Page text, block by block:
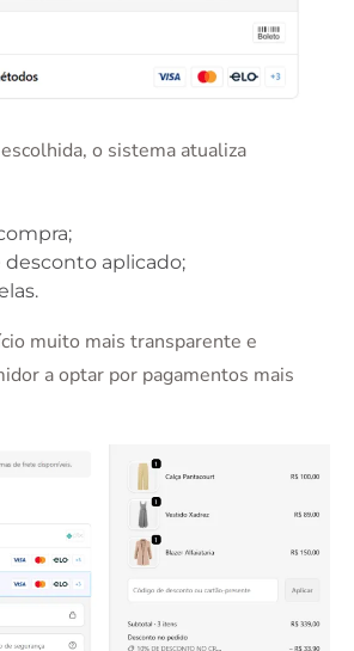
o sistema atualiza
aplicado;
muito mais transparente e
a optar por pagamentos mais